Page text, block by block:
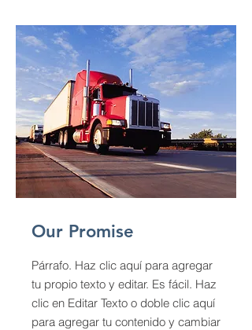
Our Promise
Párrafo. Haz clic aquí para agregar
tu propio texto y editar. Es fácil. Haz
clic en Editar Texto o doble clic aquí
para agregar tu contenido y cambiar